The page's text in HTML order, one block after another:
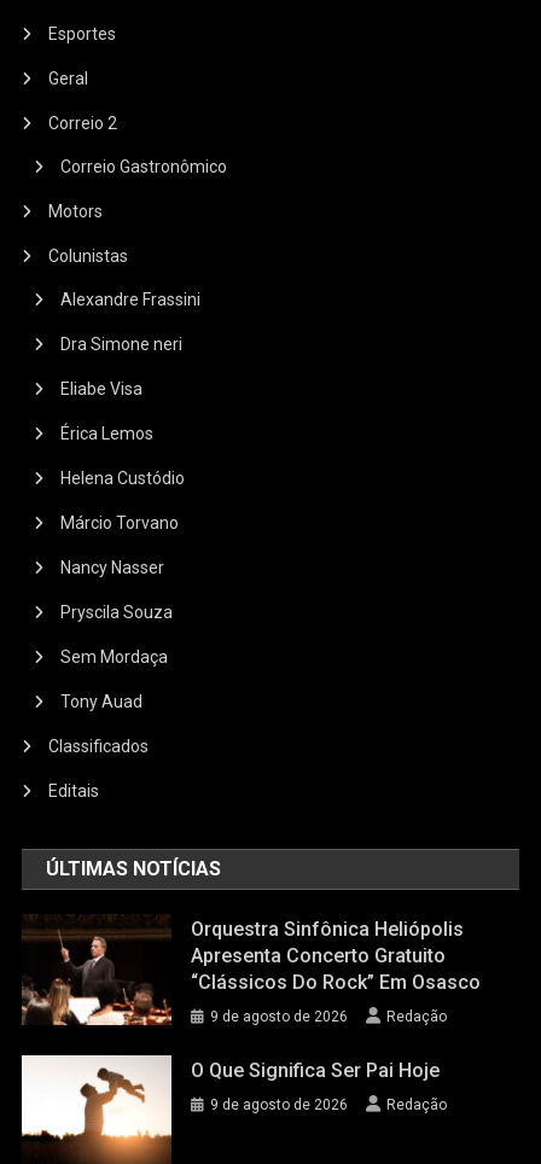
Esportes
Geral
Correio 2
Correio Gastronômico
Motors
Colunistas
Alexandre Frassini
Dra Simone neri
Eliabe Visa
Érica Lemos
Helena Custódio
Márcio Torvano
Nancy Nasser
Pryscila Souza
Sem Mordaça
Tony Auad
Classificados
Editais
ÚLTIMAS NOTÍCIAS
Orquestra Sinfônica Heliópolis
Apresenta Concerto Gratuito
“Clássicos Do Rock” Em Osasco
9 de agosto de 2026 Redação
O Que Significa Ser Pai Hoje
9 de agosto de 2026 Redação